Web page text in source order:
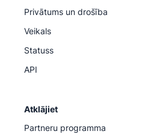
Privātums un drošība
Veikals
Statuss
API
Atklājiet
Partneru programma